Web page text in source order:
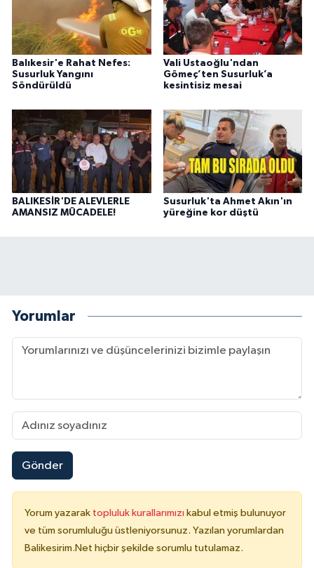
Balıkesir'e Rahat Nefes:
Susurluk Yangını
Söndürüldü
Vali Ustaoğlu'ndan
Gömeç’ten Susurluk’a
kesintisiz mesai
BALIKESİR'DE ALEVLERLE
AMANSIZ MÜCADELE!
Susurluk'ta Ahmet Akın'ın
yüreğine kor düştü
Yorumlar
Gönder
Yorum yazarak topluluk kurallarımızı kabul etmiş bulunuyor
ve tüm sorumluluğu üstleniyorsunuz. Yazılan yorumlardan
Balikesirim.Net hiçbir şekilde sorumlu tutulamaz.